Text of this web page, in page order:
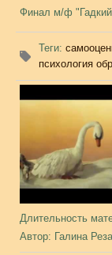
Финал м/ф
Теги:
психология
Длительность
Автор: Галина